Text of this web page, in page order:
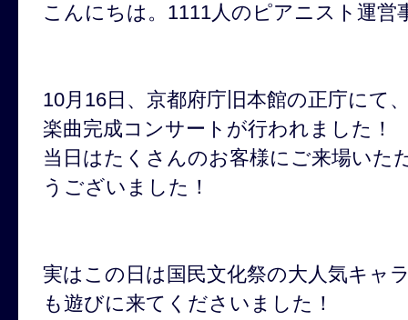
こんにちは。1111人のピアニスト運営
10月16日、京都府庁旧本館の正庁にて
楽曲完成コンサートが行われました！
当日はたくさんのお客様にご来場いた
うございました！
実はこの日は国民文化祭の大人気キャ
も遊びに来てくださいました！